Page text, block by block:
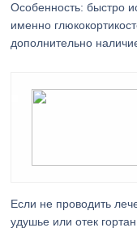
Особенность: быстро
именно
дополнительно
Если не проводить
удушье или отек